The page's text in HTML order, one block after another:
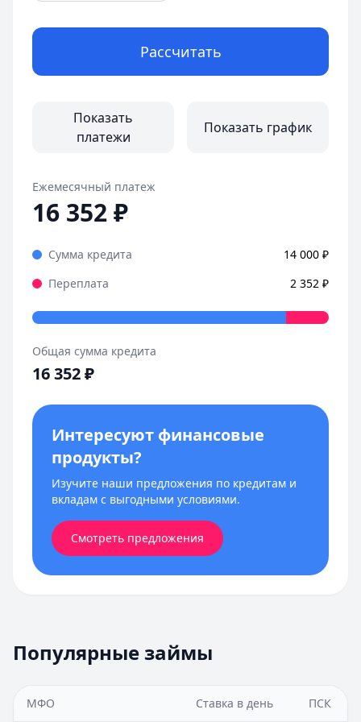
Рассчитать
Показать
платежи
Показать график
Ежемесячный платеж
16 352₽
Сумма кредита 14 000 ₽
Переплата
2 352 ₽
Общая сумма кредита
16 352₽
Интересуют финансовые
продукты?
Изучите наши предложения по кредитам и
вкладам с выгодными условиями.
Смотреть предложения
Популярные займы
МФО Ставка в день ПСК